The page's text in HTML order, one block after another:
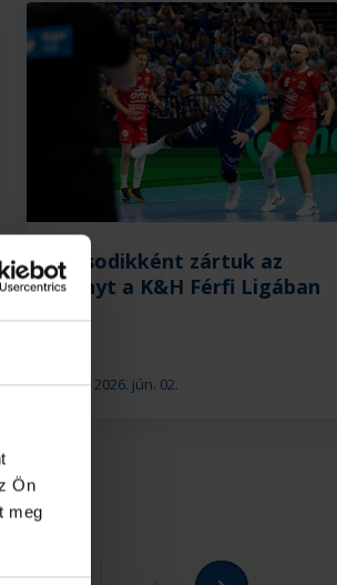
Ön
meg
NB I 2026. jún. 02.
Másodikként zártuk az
idényt a K&H Férfi Ligában